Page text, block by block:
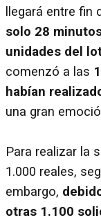
llegará entre fin
solo 28
unidades del
comenzó a las
habían
una gran
Para realizar la
1.000 reales,
embargo,
otras 1.100